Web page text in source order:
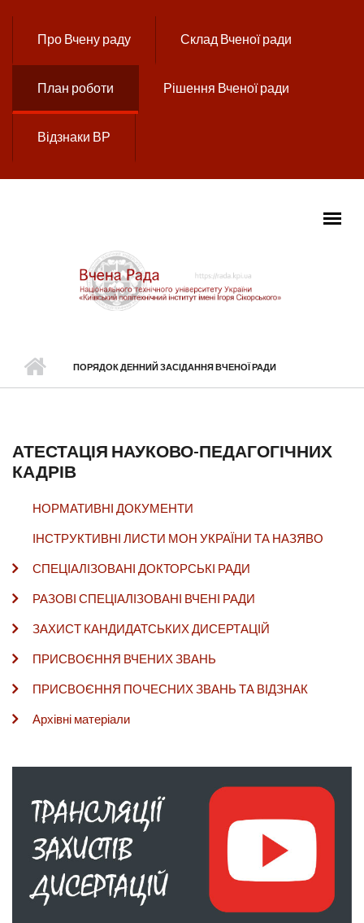
Про Вчену раду Склад Вченої ради
План роботи Рішення Вченої ради
Відзнаки ВР
ГОЛОВНЕ МЕНЮ
ПОРЯДОК ДЕННИЙ ЗАСІДАННЯ ВЧЕНОЇ РАДИ
АТЕСТАЦІЯ НАУКОВО-ПЕДАГОГІЧНИХ
КАДРІВ
НОРМАТИВНІ ДОКУМЕНТИ
ІНСТРУКТИВНІ ЛИСТИ МОН УКРАЇНИ ТА НАЗЯВО
СПЕЦІАЛІЗОВАНІ ДОКТОРСЬКІ РАДИ
РАЗОВІ СПЕЦІАЛІЗОВАНІ ВЧЕНІ РАДИ
ЗАХИСТ КАНДИДАТСЬКИХ ДИСЕРТАЦІЙ
ПРИСВОЄННЯ ВЧЕНИХ ЗВАНЬ
ПРИСВОЄННЯ ПОЧЕСНИХ ЗВАНЬ ТА ВІДЗНАК
Архівні матеріали